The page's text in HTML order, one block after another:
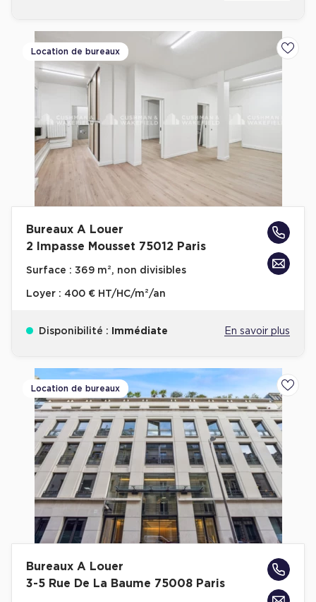
Location de bureaux
Bureaux A Louer
2 Impasse Mousset 75012 Paris
Surface : 369 m², non divisibles
Loyer : 400 € HT/HC/m²/an
Disponibilité : Immédiate En savoir plus
Location de bureaux
Bureaux A Louer
3-5 Rue De La Baume 75008 Paris